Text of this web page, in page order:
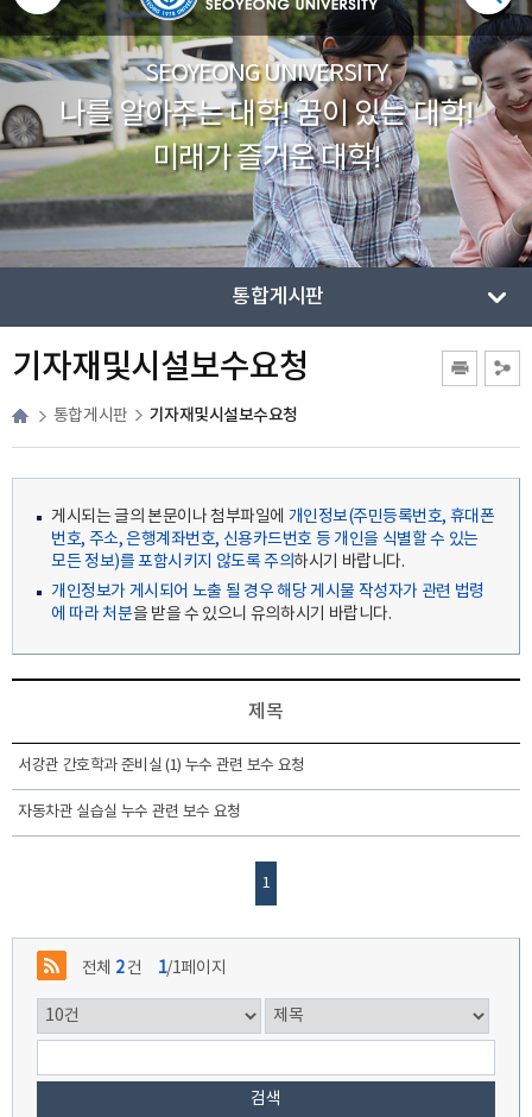
SEOYEONG UNIVERSITY
나를 알아주는 대학! 꿈이 있는 대학!
미래가 즐거운 대학!
통합게시판
기자재및시설보수요청
통합게시판 기자재및시설보수요청
게시되는 글의 본문이나 첨부파일에 개인정보(주민등록번호, 휴대폰
번호, 주소, 은행계좌번호, 신용카드번호 등 개인을 식별할 수 있는
모든 정보)를 포함시키지 않도록 주의하시기 바랍니다.
개인정보가 게시되어 노출 될 경우 해당 게시물 작성자가 관련 법령
에 따라 처분을 받을 수 있으니 유의하시기 바랍니다.
제목
서강관 간호학과 준비실 (1) 누수 관련 보수 요청
자동차관 실습실 누수 관련 보수 요청
1
전체 2건 1/1페이지
검색